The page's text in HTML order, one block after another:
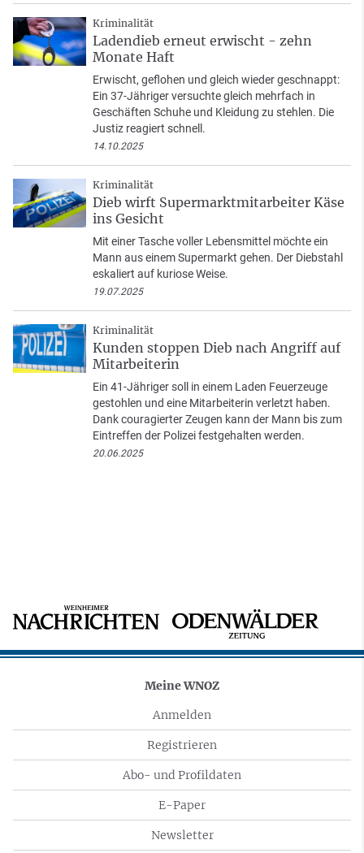
Kriminalität
Ladendieb erneut erwischt - zehn
Monate Haft
Erwischt, geflohen und gleich wieder geschnappt:
Ein 37-Jähriger versuchte gleich mehrfach in
Geschäften Schuhe und Kleidung zu stehlen. Die
Justiz reagiert schnell.
14.10.2025
Kriminalität
Dieb wirft Supermarktmitarbeiter Käse
ins Gesicht
Mit einer Tasche voller Lebensmittel möchte ein
Mann aus einem Supermarkt gehen. Der Diebstahl
eskaliert auf kuriose Weise.
19.07.2025
Kriminalität
Kunden stoppen Dieb nach Angriff auf
Mitarbeiterin
Ein 41-Jähriger soll in einem Laden Feuerzeuge
gestohlen und eine Mitarbeiterin verletzt haben.
Dank couragierter Zeugen kann der Mann bis zum
Eintreffen der Polizei festgehalten werden.
20.06.2025
Meine WNOZ
Anmelden
Registrieren
Abo- und Profildaten
E-Paper
Newsletter